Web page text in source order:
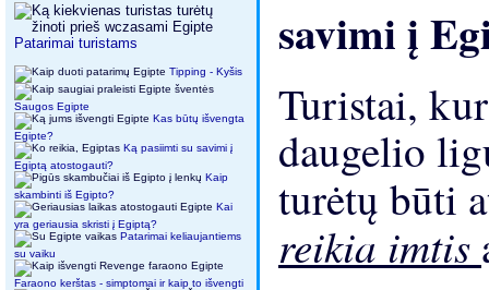
Patarimai turistams
Tipping - Kyšis
Saugos Egipte
Kas būtų išvengta
Egipte?
Ką pasiimti su savimi į
Egiptą atostogauti?
Kaip
skambinti iš Egipto?
Kai
yra geriausia skristi į Egiptą?
Patarimai keliaujantiems
su vaiku
Faraono kerštas - simptomai ir kaip to išvengti
savimi į
Turistai,
daugelio
turėtų būti
reikia imtis